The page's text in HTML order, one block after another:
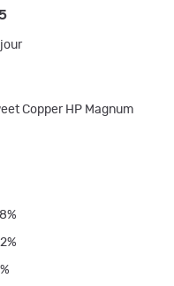
Copper HP Magnum